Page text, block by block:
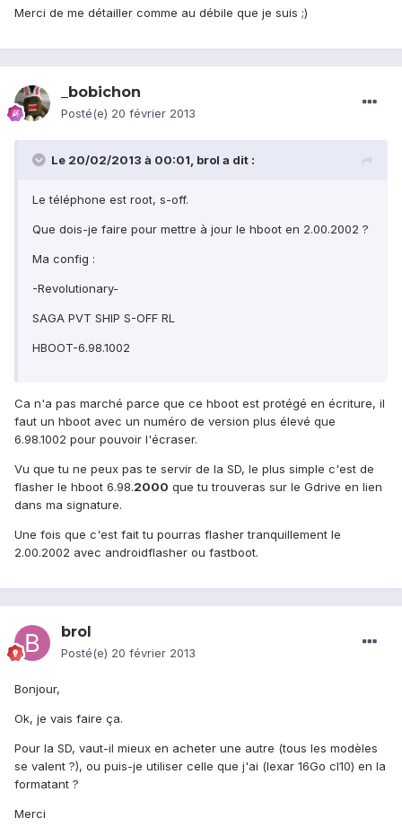
Merci de me détailler comme au débile que je suis ;)
_bobichon
Posté(e) 20 février 2013
Le 20/02/2013 à 00:01, brol a dit :
Le téléphone est root, s-off.
Que dois-je faire pour mettre à jour le hboot en 2.00.2002 ?
Ma config :
-Revolutionary-
SAGA PVT SHIP S-OFF RL
HBOOT-6.98.1002
Ca n'a pas marché parce que ce hboot est protégé en écriture, il
faut un hboot avec un numéro de version plus élevé que
6.98.1002 pour pouvoir l'écraser.
Vu que tu ne peux pas te servir de la SD, le plus simple c'est de
flasher le hboot 6.98.2000 que tu trouveras sur le Gdrive en lien
dans ma signature.
Une fois que c'est fait tu pourras flasher tranquillement le
2.00.2002 avec androidflasher ou fastboot.
brol
Posté(e) 20 février 2013
Bonjour,
Ok, je vais faire ça.
Pour la SD, vaut-il mieux en acheter une autre (tous les modèles
se valent ?), ou puis-je utiliser celle que j'ai (lexar 16Go cl10) en la
formatant ?
Merci